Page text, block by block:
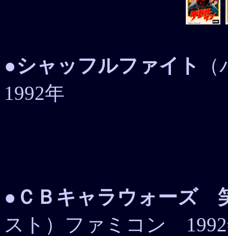
●シャッフルファイト
1992年
● ＣＢキャラウォーズ
スト）ファミコン